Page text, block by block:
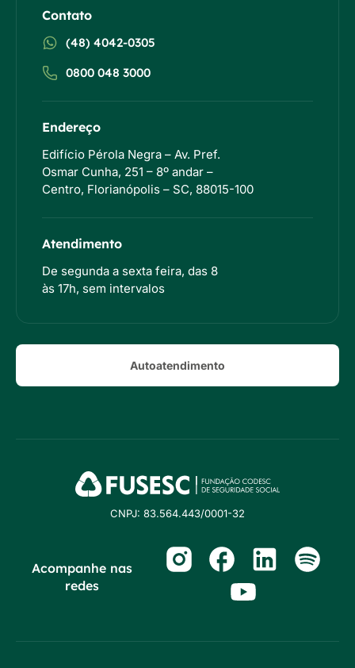
Contato
(48) 4042-0305
0800 048 3000
Endereço
Edifício Pérola Negra – Av. Pref.
Osmar Cunha, 251 – 8º andar –
Centro, Florianópolis – SC, 88015-100
Atendimento
De segunda a sexta feira, das 8
às 17h, sem intervalos
Autoatendimento
CNPJ: 83.564.443/0001-32
Acompanhe nas
redes